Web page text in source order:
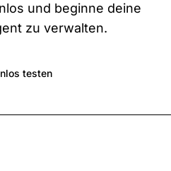
und beginne deine
zu verwalten.
testen